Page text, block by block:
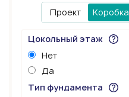
Проект Коробка
Цокольный этаж
Нет
Да
Тип фундамента